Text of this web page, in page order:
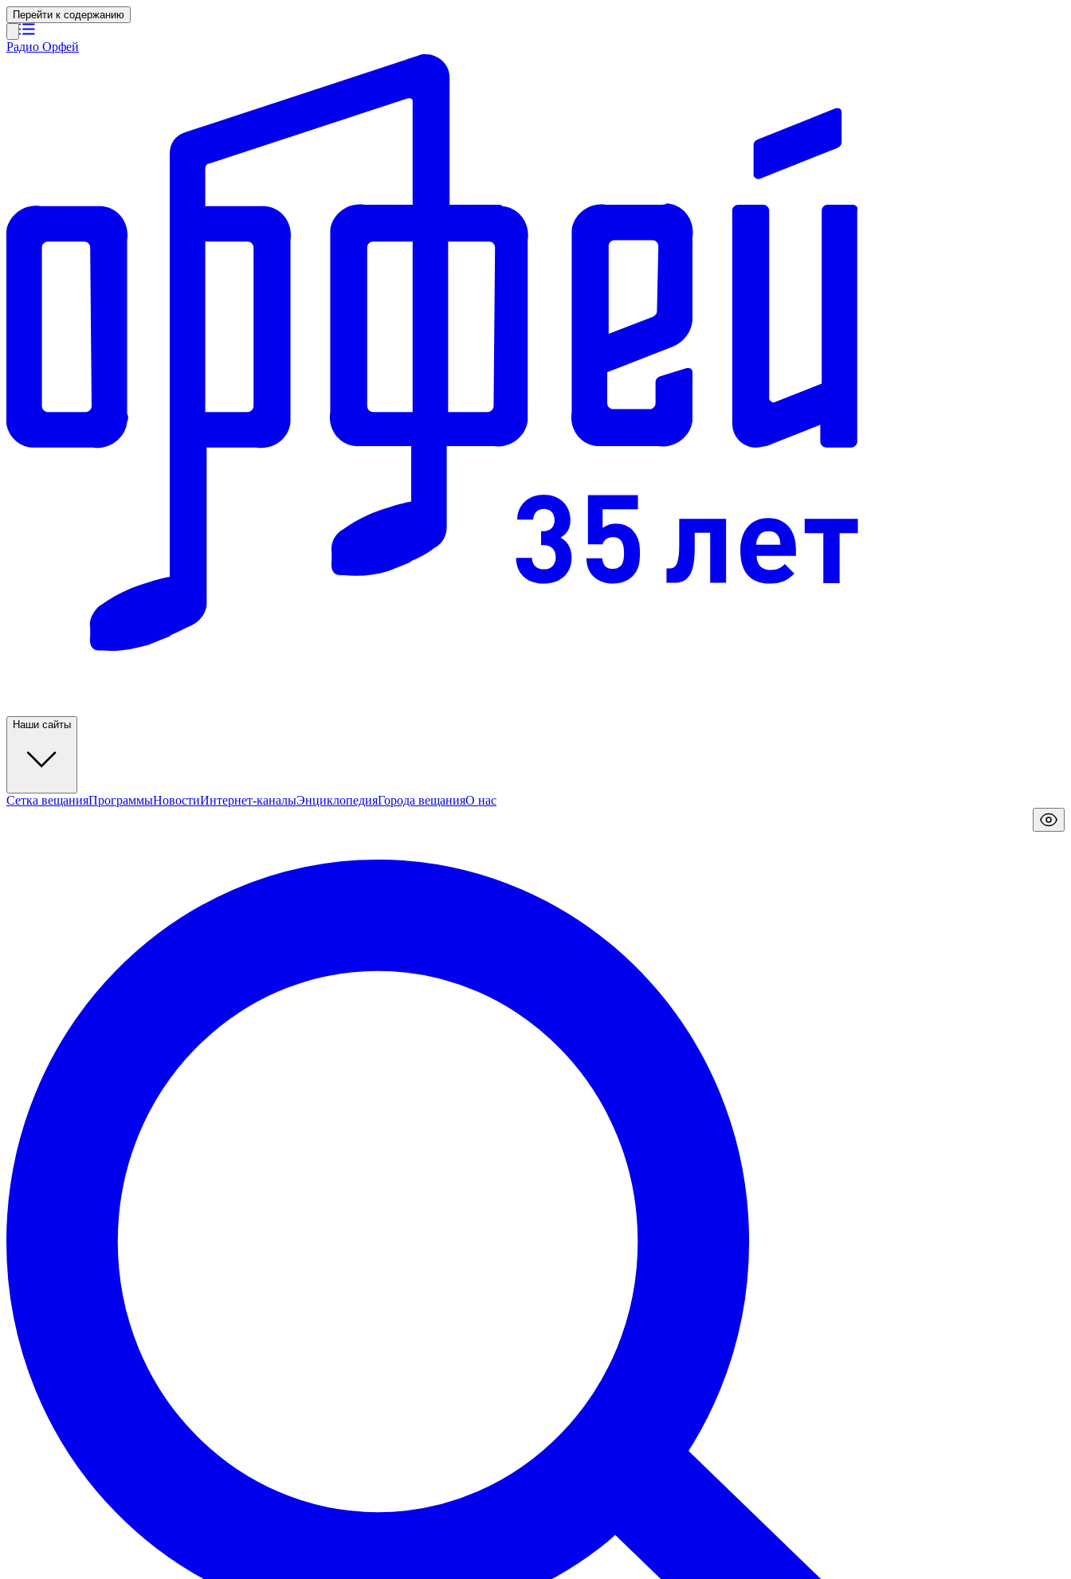
Перейти к содержанию
Радио Орфей
Наши сайты
Сетка вещанияПрограммыНовостиИнтернет-каналыЭнциклопедияГорода вещанияО нас